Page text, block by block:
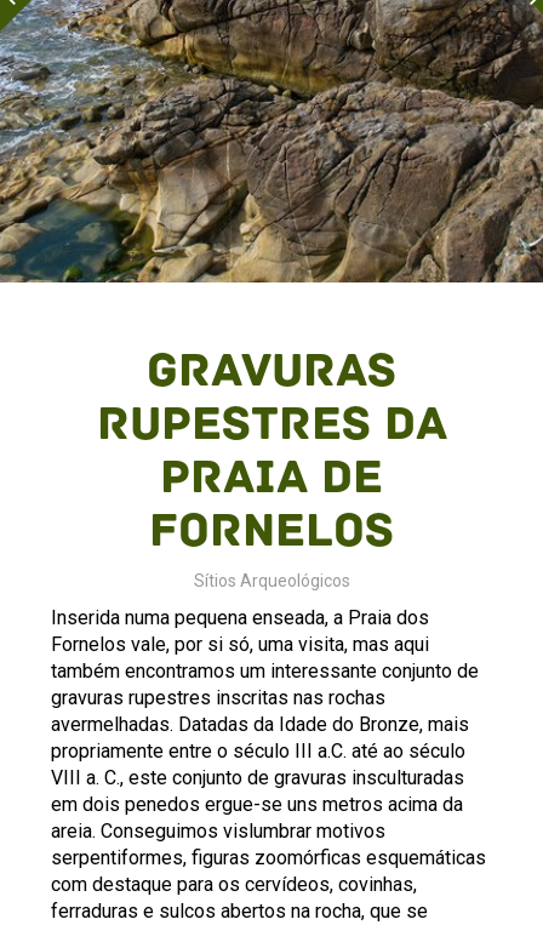
Gravuras
Rupestres da
Praia de
Fornelos
Sítios Arqueológicos
Inserida numa pequena enseada, a Praia dos
Fornelos vale, por si só, uma visita, mas aqui
também encontramos um interessante conjunto de
gravuras rupestres inscritas nas rochas
avermelhadas. Datadas da Idade do Bronze, mais
propriamente entre o século III a.C. até ao século
VIII a. C., este conjunto de gravuras insculturadas
em dois penedos ergue-se uns metros acima da
areia. Conseguimos vislumbrar motivos
serpentiformes, figuras zoomórficas esquemáticas
com destaque para os cervídeos, covinhas,
ferraduras e sulcos abertos na rocha, que se